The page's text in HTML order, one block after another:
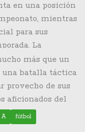
la firmeza y
no cedía
Milan. Sin
AC Milan,
buscó
una ofensiva
de información
del Milan en la
en una posición
mientras
para sus
La
un sentido,
resistencia y
partido
para
equipos
más que un
batalla táctica
provecho de sus
aficionados del
vibrante
terminó
A fútbol